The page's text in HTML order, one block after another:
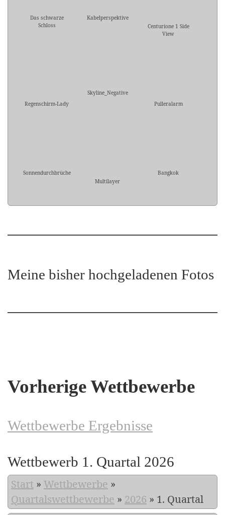
Das schwarze
Schloss
Kabelperspektive
Centurione 1 Side
View
Regenschirm-Lady
Skyline_Negative
Pulleralarm
Sonnendurchbrüche
Multilayer
Bangkok
Meine bisher hochgeladenen Fotos
Vorherige Wettbewerbe
Wettbewerbe Ergebnisse
Wettbewerb 1. Quartal 2026
Start » Wettbewerbe »
Quartalswettbewerbe » 2026 » 1. Quartal